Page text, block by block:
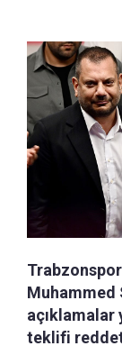
açıklamalar
teklifi